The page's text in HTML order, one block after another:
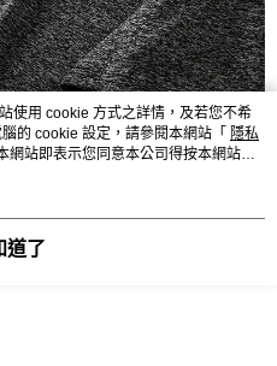
使用 cookie 方式之詳情，及若您不希
的 cookie 設定，請參閱本網站「 隱私
網站即表示您同意本公司得按本網站使
道了